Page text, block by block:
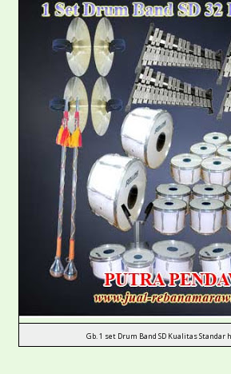
Gb. 1 set Drum Band SD Kualitas Standar